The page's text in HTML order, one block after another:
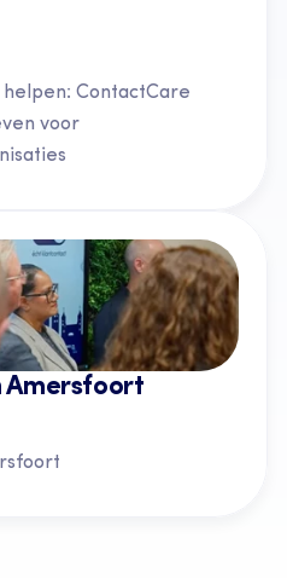
ContactCare
voor
Amersfoort